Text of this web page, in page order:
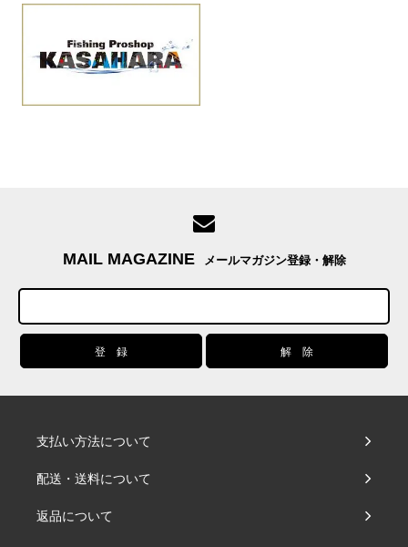
MAIL MAGAZINE メールマガジン登録・解除
支払い方法について
配送・送料について
返品について